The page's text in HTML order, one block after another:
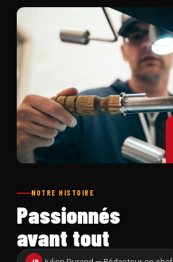
NOTRE HISTOIRE
Passionnés
avant tout